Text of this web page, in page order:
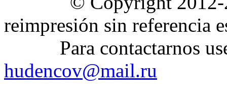
reimpresión sin referencia
Para contactarnos use
hudencov@mail.ru